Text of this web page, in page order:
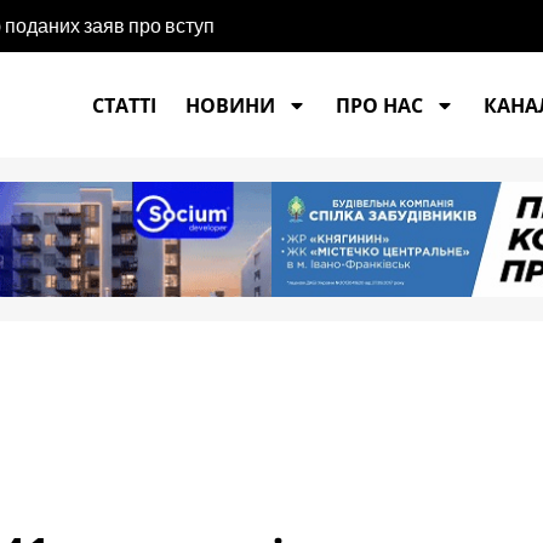
поданих заяв про вступ
СТАТТІ
НОВИНИ ПРО НАС